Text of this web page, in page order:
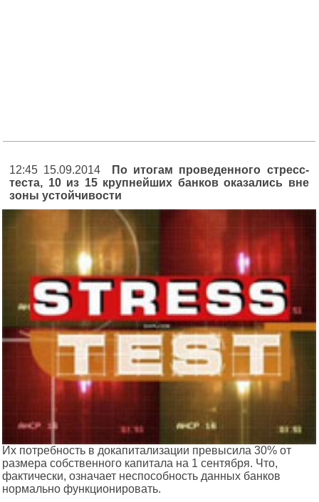
12:45 15.09.2014
По итогам проведенного стресс-
теста, 10 из 15 крупнейших банков оказались вне
зоны устойчивости
Их потребность в докапитализации превысила 30% от
размера собственного капитала на 1 сентября. Что,
фактически, означает неспособность данных банков
нормально функционировать.